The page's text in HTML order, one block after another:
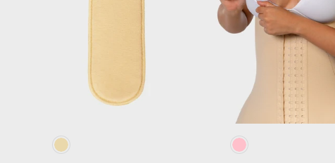
ELEGIR OPCIONES ELEGIR OPCIONES